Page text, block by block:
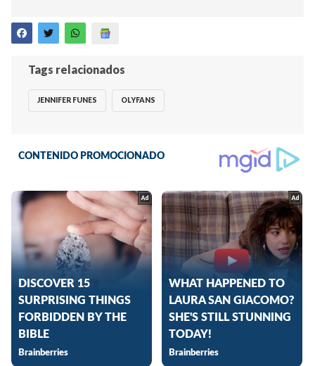
Tags relacionados
JENNIFER FUNES OLYFANS